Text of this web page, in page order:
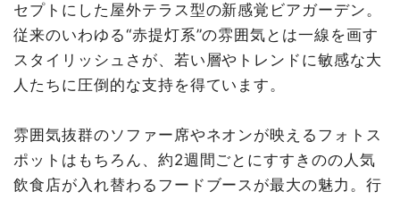
セプトにした屋外テラス型の新感覚ビアガーデン。
従来のいわゆる“赤提灯系”の雰囲気とは一線を画す
スタイリッシュさが、若い層やトレンドに敏感な大
人たちに圧倒的な支持を得ています。
雰囲気抜群のソファー席やネオンが映えるフォトス
ポットはもちろん、約2週間ごとにすすきのの人気
飲食店が入れ替わるフードブースが最大の魅力。行